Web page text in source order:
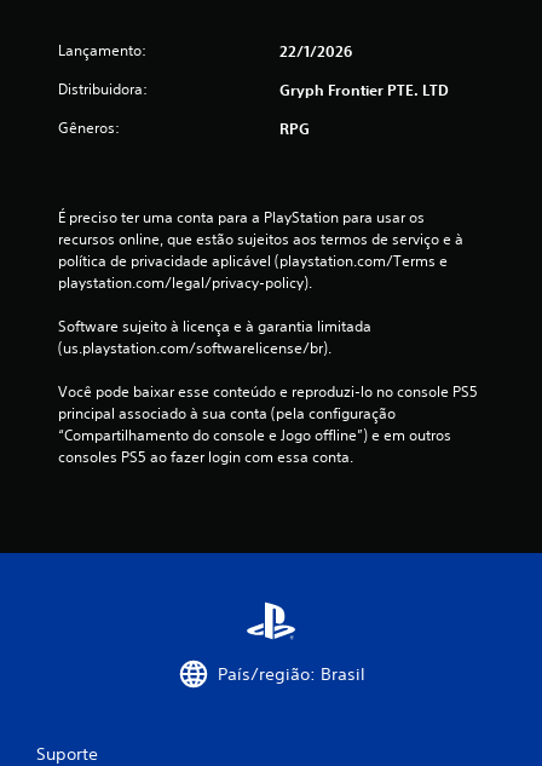
Lançamento: 22/1/2026
Distribuidora: Gryph Frontier PTE. LTD
Gêneros: RPG
É preciso ter uma conta para a PlayStation para usar os
recursos online, que estão sujeitos aos termos de serviço e à
política de privacidade aplicável (playstation.com/Terms e
playstation.com/legal/privacy-policy).
Software sujeito à licença e à garantia limitada
(us.playstation.com/softwarelicense/br).
Você pode baixar esse conteúdo e reproduzi-lo no console PS5
principal associado à sua conta (pela configuração
“Compartilhamento do console e Jogo offline”) e em outros
consoles PS5 ao fazer login com essa conta.
País/região: Brasil
Suporte